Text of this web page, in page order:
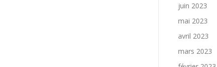
juin 2023
mai 2023
avril 2023
mars 2023